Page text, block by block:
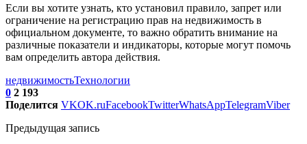
Если вы хотите узнать, кто установил правило, запрет или
ограничение на регистрацию прав на недвижимость в
официальном документе, то важно обратить внимание на
различные показатели и индикаторы, которые могут помочь
вам определить автора действия.
недвижимостьТехнологии
0 2 193
Поделится VKOK.ruFacebookTwitterWhatsAppTelegramViber
Предыдущая запись